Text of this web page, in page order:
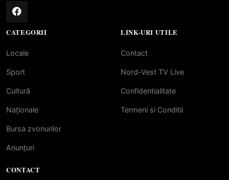
CATEGORII
Locale
Sport
Cultură
Naționale
Bursa zvonurilor
Anunțuri
LINK-URI UTILE
Contact
Nord-Vest TV Live
Confidentialitate
Termeni si Conditii
CONTACT